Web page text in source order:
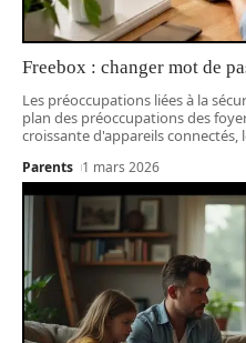
Freebox : changer mot de
Les préoccupations liées à la
plan des préoccupations des
croissante d'appareils connectés,
Parents 1 mars 2026